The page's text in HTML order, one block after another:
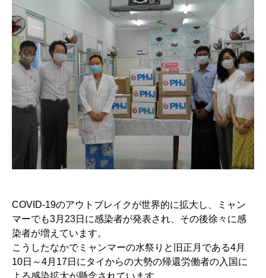
COVID-19のアウトブレイクが世界的に拡大し、ミャン
マーでも3月23日に感染者が発表され、その後徐々に感
染者が増えています。
こうしたなかでミャンマーの水祭りと旧正月である4月
10日～4月17日にタイからの大勢の帰還労働者の入国に
よる感染拡大が懸念されています。